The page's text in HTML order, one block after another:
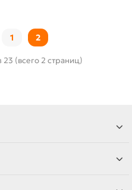
1 2
23 (всего 2 страниц)